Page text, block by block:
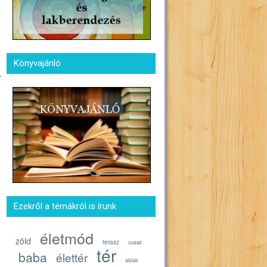
Könyvajánló
Ezekről a témákról is írunk
zöld életmód terasz család
baba élettér tér ablak